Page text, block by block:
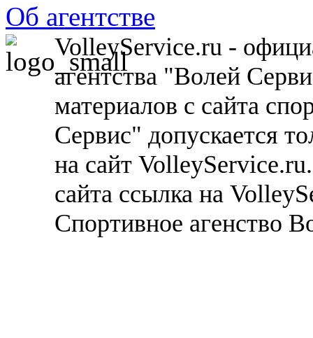
Об агентстве
VolleyService.ru -
агентства "Волей
материалов с сайта
Сервис" допускается
на сайт
сайта ссылка на
Спортивное агенство